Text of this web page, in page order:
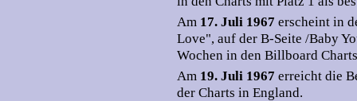
Am 17. Juli 1967 erscheint in
Love", auf der B-Seite /Baby
Wochen in den Billboard
Am 19. Juli 1967 erreicht die
der Charts in England.